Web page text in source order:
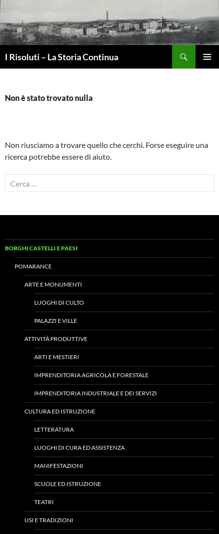
Vai
contenuto
I Risoluti – La Storia Continua
Non è stato trovato nulla
Non riusciamo a trovare quello che cerchi. Forse eseguire una
ricerca potrebbe essere di aiuto.
Ricerca
per:
BORGHI CASTELLI E PAESI
POMARANCE
ARTE E MONUMENTI
LUOGHI DI CULTO
PALAZZI E VILLE
ATTIVITÀ PRODUTTIVE
ARTI E MESTIERI
IMPRENDITORIA AGRICOLA E FORESTALE
IMPRENDITORIA INDUSTRIALE E DEI SERVIZI
CULTURA ED ISTRUZIONE
LETTERATURA
LUOGHI DI CURA ED ASSISTENZA
MANIFESTAZIONI
SCUOLE ED ISTRUZIONE
TEATRI
USI E TRADIZIONI